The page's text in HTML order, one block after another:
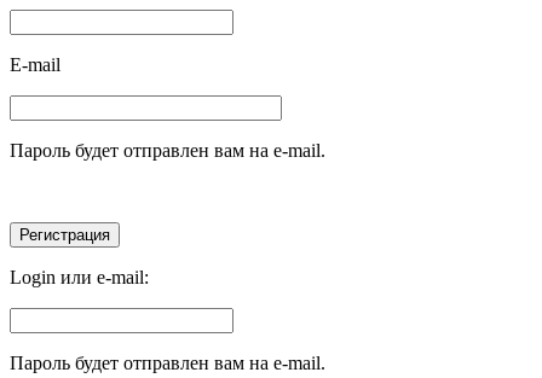
E-mail
Пароль будет отправлен вам на e-mail.
Login или e-mail:
Пароль будет отправлен вам на e-mail.